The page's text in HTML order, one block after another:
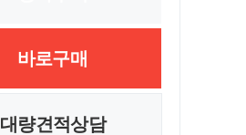
바로구매
대량견적상담